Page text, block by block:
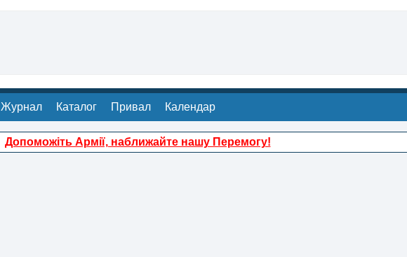
Журнал Каталог Привал Календар
Допоможіть Армії, наближайте нашу Перемогу!